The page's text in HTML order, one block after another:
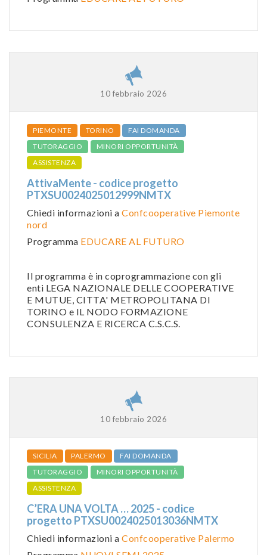
10 febbraio 2026
PIEMONTE TORINO
FAI DOMANDA
TUTORAGGIO
MINORI OPPORTUNITÀ
ASSISTENZA
AttivaMente - codice progetto
PTXSU0024025012999NMTX
Chiedi informazioni a Confcooperative Piemonte
nord
Programma EDUCARE AL FUTURO
Il programma è in coprogrammazione con gli
enti LEGA NAZIONALE DELLE COOPERATIVE
E MUTUE, CITTA' METROPOLITANA DI
TORINO e IL NODO FORMAZIONE
CONSULENZA E RICERCA C.S.C.S.
10 febbraio 2026
SICILIA PALERMO
FAI DOMANDA
TUTORAGGIO
MINORI OPPORTUNITÀ
ASSISTENZA
C’ERA UNA VOLTA … 2025 - codice
progetto PTXSU0024025013036NMTX
Chiedi informazioni a Confcooperative Palermo